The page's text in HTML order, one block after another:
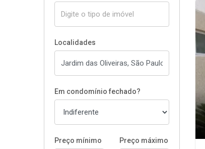
Localidades
Em condomínio fechado?
Preço mínimo Preço máximo